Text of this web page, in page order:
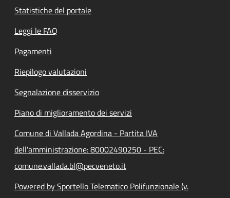
Statistiche del portale
Leggi le FAQ
Pagamenti
Riepilogo valutazioni
Segnalazione disservizio
Piano di miglioramento dei servizi
Comune di Vallada Agordina - Partita IVA
dell'amministrazione: 80002490250 - PEC:
comune.vallada.bl@pecveneto.it
Powered by Sportello Telematico Polifunzionale (v.